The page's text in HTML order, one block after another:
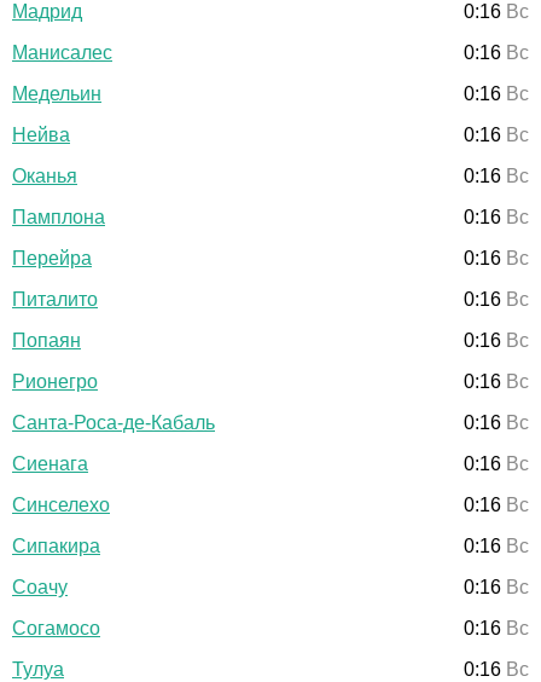
Мадрид
0:16 Вс
Манисалес
0:16 Вс
Медельин
0:16 Вс
Нейва
0:16 Вс
Оканья
0:16 Вс
Памплона
0:16 Вс
Перейра
0:16 Вс
Питалито
0:16 Вс
Попаян
0:16 Вс
Рионегро
0:16 Вс
Санта-Роса-де-Кабаль
0:16 Вс
Сиенага
0:16 Вс
Синселехо
0:16 Вс
Сипакира
0:16 Вс
Соачу
0:16 Вс
Согамосо
0:16 Вс
Тулуа
0:16 Вс